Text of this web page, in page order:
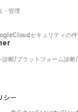
・管理
セキュリティの伴
診断/プラットフォーム診
シー